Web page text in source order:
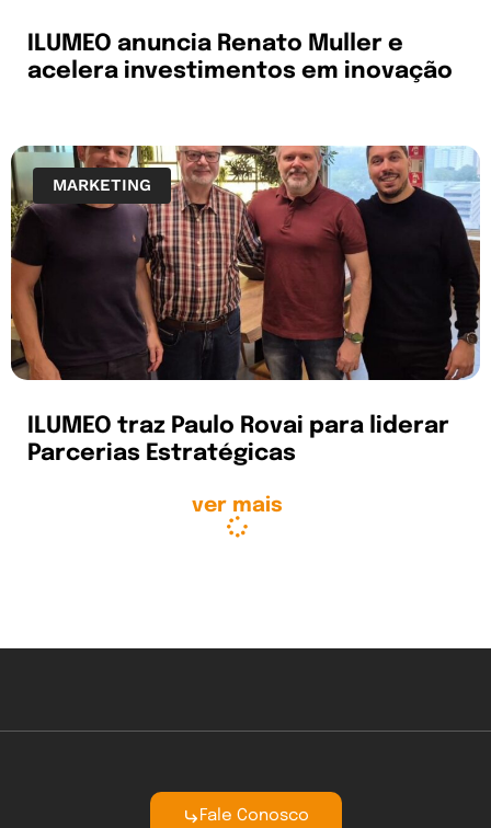
ILUMEO anuncia Renato Muller e
acelera investimentos em inovação
MARKETING
ILUMEO traz Paulo Rovai para liderar
Parcerias Estratégicas
ver mais
Fale Conosco